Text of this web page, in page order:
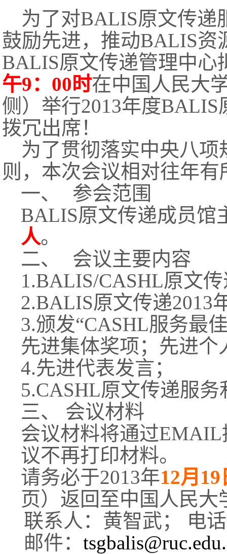
为了对BALIS原文传递
鼓励先进，推动BALIS资
BALIS原文传递管理中心
午9：00时在中国人民大
侧）举行2013年度
拨冗出席！
为了贯彻落实中央八
则，本次会议相对往年
一、
参会范围
BALIS原文传递成员馆
人。
二、
会议主要内容
1.BALIS/CASHL原文
2.BALIS原文传递2013
3.颁发“CASHL服务最
先进集体奖项；先进
4.先进代表发言；
5.CASHL原文传递服
三、 会议材料
会议材料将通过
议不再打印材料。
请务必于2013年12月19
页）返回至中国人民
联系人：黄智武； 电
邮件：